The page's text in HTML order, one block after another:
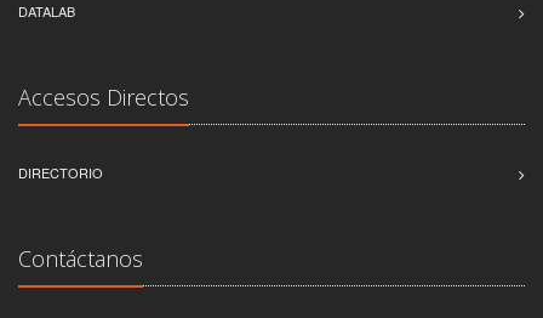
DATALAB
Accesos Directos
DIRECTORIO
Contáctanos